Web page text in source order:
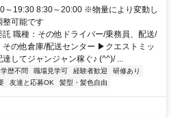
～19:30 8:30～20:00 ※物量により変動し
可能です
職種：その他ドライバー/乗務員、配送/
の他倉庫/配送センター ▶クエストミッ
してジャンジャン稼ぐ♪ (^^)/ ...
学歴不問 職場見学可 経験者歓迎
研修あり
友達と応募OK 髪型・髪色自由